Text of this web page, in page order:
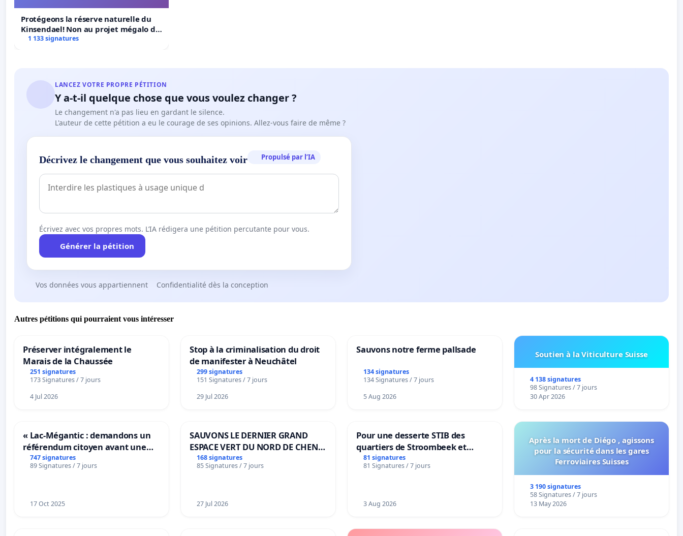
Protégeons la réserve naturelle du
Kinsendael! Non au projet mégalo du
Centre sportif Le Roseau!
1 133 signatures
LANCEZ VOTRE PROPRE PÉTITION
Y a-t-il quelque chose que vous voulez changer ?
Le changement n'a pas lieu en gardant le silence.
L'auteur de cette pétition a eu le courage de ses opinions. Allez-vous faire de même ?
Décrivez le changement que vous souhaitez voir Propulsé par l’IA
Écrivez avec vos propres mots. L’IA rédigera une pétition percutante pour vous.
Générer la pétition
Vos données vous appartiennent Confidentialité dès la conception
Autres pétitions qui pourraient vous intéresser
Préserver intégralement le
Marais de la Chaussée
251 signatures
173 Signatures / 7 jours
4 Jul 2026
Stop à la criminalisation du droit
de manifester à Neuchâtel
299 signatures
151 Signatures / 7 jours
29 Jul 2026
Sauvons notre ferme pallsade
134 signatures
134 Signatures / 7 jours
5 Aug 2026
Soutien à la Viticulture Suisse
4 138 signatures
98 Signatures / 7 jours
30 Apr 2026
« Lac-Mégantic : demandons un
référendum citoyen avant une
transformation irréversible de
notre territoire »
747 signatures
89 Signatures / 7 jours
17 Oct 2025
SAUVONS LE DERNIER GRAND
ESPACE VERT DU NORD DE CHENE-
BOUGERIES
168 signatures
85 Signatures / 7 jours
27 Jul 2026
Pour une desserte STIB des
quartiers de Stroombeek et
Beauval - Voor een MIVB-
bediening van de wijken
81 signatures
81 Signatures / 7 jours
3 Aug 2026
Après la mort de Diégo , agissons
pour la sécurité dans les gares
Ferroviaires Suisses
3 190 signatures
58 Signatures / 7 jours
13 May 2026